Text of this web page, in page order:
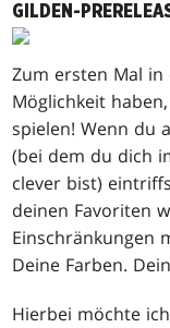
GILDEN-
Zum ersten Mal
Möglichkeit
spielen! Wenn du
(bei dem du dich
clever bist)
deinen Favoriten
Einschränkungen
Deine Farben.
Hierbei möchte